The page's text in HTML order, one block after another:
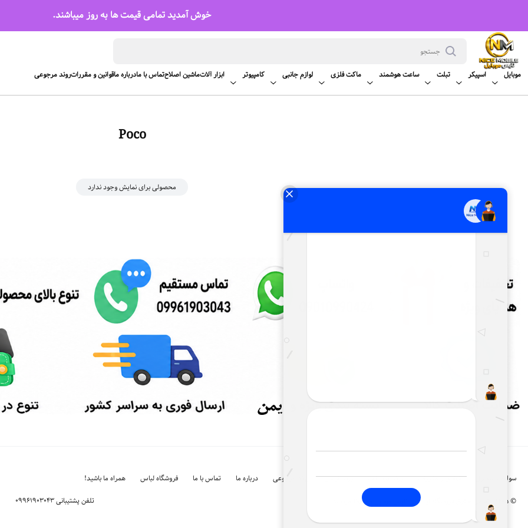
خوش آمدید تمامی قیمت ها به روز میباشند.
موبایل اسپیکر تبلت ساعت هوشمند ماکت فلزی لوازم جانبی کامپیوتر ابزار آلاتماشین اصلاحتماس با مادرباره ماقوانین و مقرراتروند مرجوعی
Poco
محصولی برای نمایش وجود ندارد
سوالات متداول قوانین و مقررات روند پرداخت روند ارسال روند مرجوعی درباره ما تماس با ما فروشگاه لباس همراه ما باشید!
©۱۴۰۵ تمامی حقوق فروشگاه اینترنتی نایس موبایل محفوظ میباشد تلفن پشتیبانی ۰۹۹۶۱۹۰۳۰۴۳